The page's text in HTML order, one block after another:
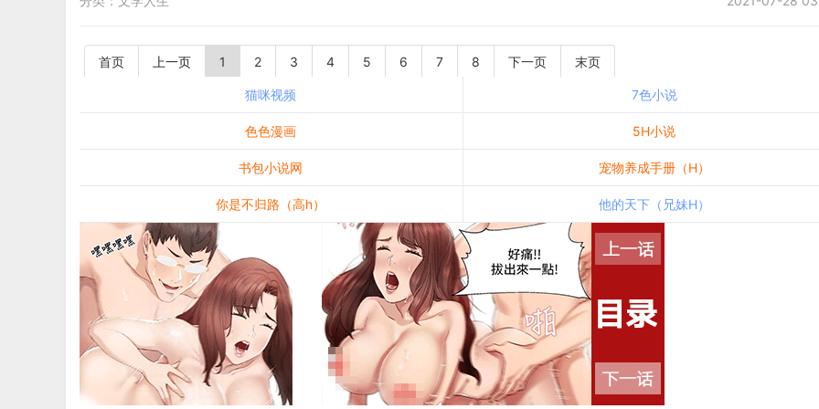
首页 上一页 1 2 3 4 5 6 7 8 下一页 末页
猫咪视频 7色小说
色色漫画 5H小说
书包小说网 宠物养成手册（H）
你是不归路（高h） 他的天下（兄妹H）